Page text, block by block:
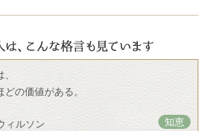
の価値がある。
ィルソン 知恵